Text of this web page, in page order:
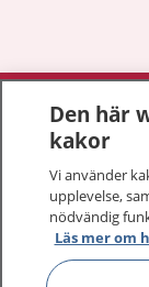
1177 på flera
Kontakt
Den här
kakor
Vi använder
upplevelse,
nödvändig
Läs mer om